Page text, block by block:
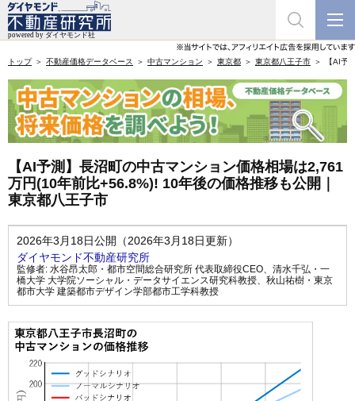
トップ 不動産価格データベース 中古マンション 東京都 東京都八王子市 【AI予
【AI予測】長沼町の中古マンション価格相場は2,761
万円(10年前比+56.8%)! 10年後の価格推移も公開｜
東京都八王子市
2026年3月18日公開（2026年3月18日更新）
ダイヤモンド不動産研究所
監修者: 水谷昂太郎・都市空間総合研究所 代表取締役CEO、 清水千弘・一
橋大学 大学院ソーシャル・データサイエンス研究科教授、 秋山祐樹・東京
都市大学 建築都市デザイン学部都市工学科教授